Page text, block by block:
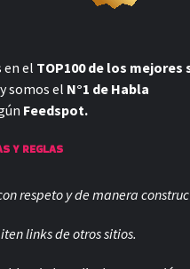
en el TOP100 de los
y somos el N°1 de Habla
Feedspot.
Y REGLAS
respeto y de manera
links de otros sitios.